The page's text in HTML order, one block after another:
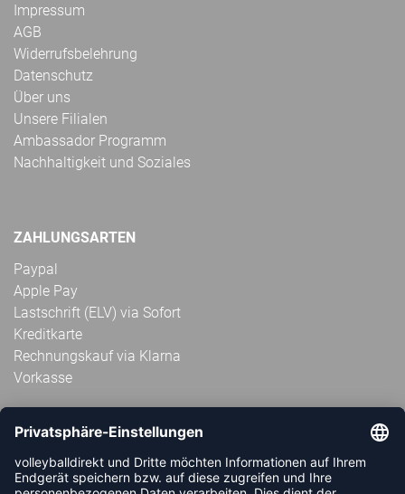
Impressum
AGB
Widerrufsbelehrung
Datenschutz
Über uns
Unsere Filialen
Ambassador Programm
Nachhaltigkeit und Soziales
ZAHLUNGSARTEN
Paypal
Apple Pay
Lastschrift (ELV) via Sofort
Kreditkarte
Rechnungskauf via Klarna
Vorkasse
ABONNIERE JETZT DEN KOSTENLOSEN
VOLLEYBALLDIREKT-NEWSLETTER UND VERPASSE KEINE
NEUIGKEIT ODER AKTION MEHR.